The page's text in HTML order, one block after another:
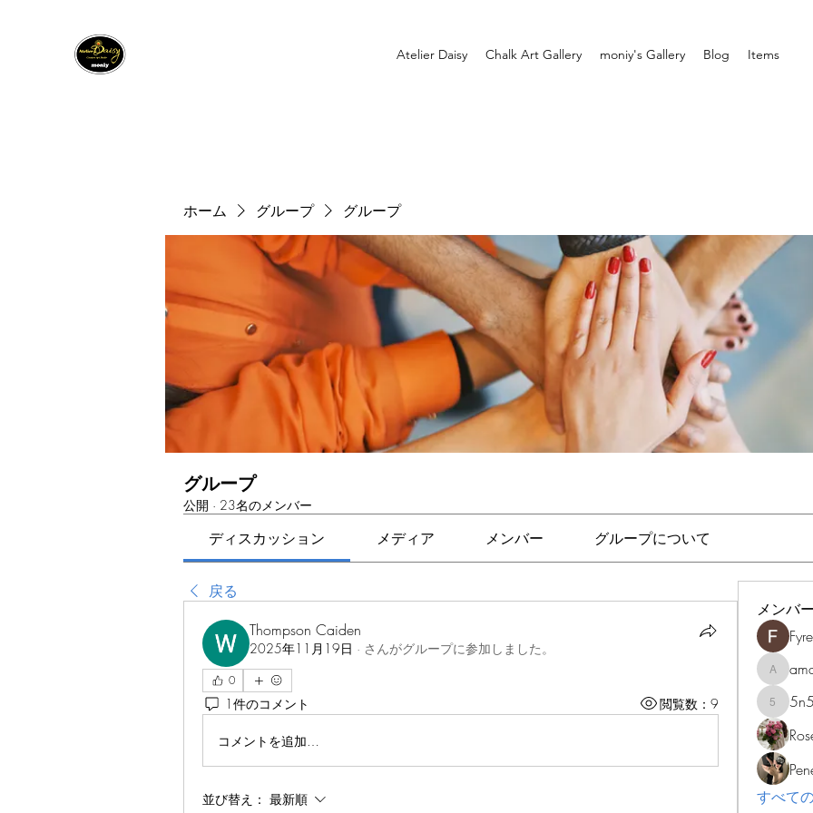
Atelier Daisy Chalk Art Gallery moniy's Gallery Blog Items
ホーム グループ グループ
グループ
公開 · 23名のメンバー
ディスカッション メディア メンバー グループについて
戻る
Thompson Caiden
2025年11月19日 · さんがグループに参加しました。
0
1件のコメント 閲覧数：9
コメントを追加…
並び替え： 最新順
メンバ
すべて